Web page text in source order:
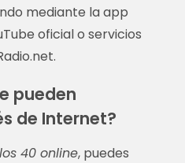
mediante la app
oficial o servicios
pueden
de Internet?
40 online, puedes